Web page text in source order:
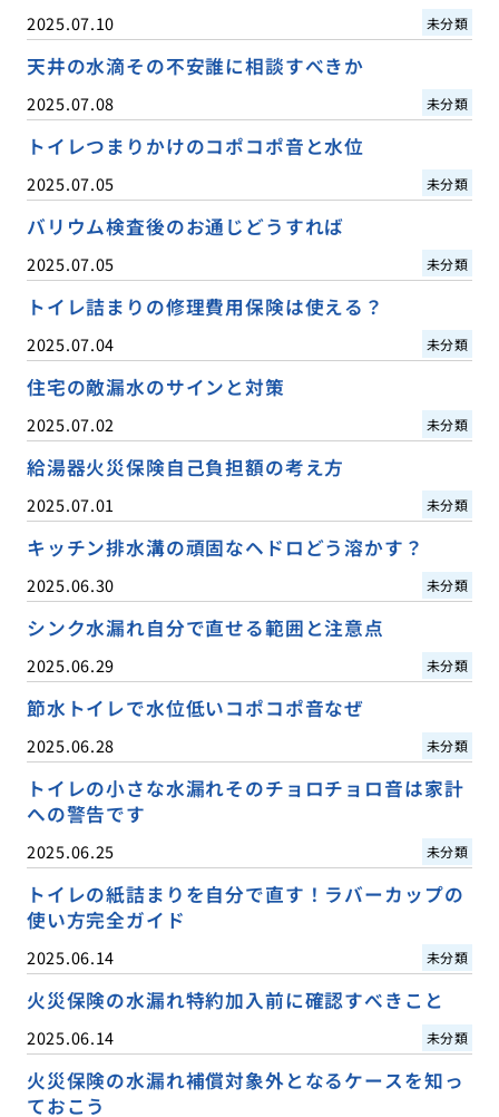
2025.07.10 未分類
天井の水滴その不安誰に相談すべきか
2025.07.08 未分類
トイレつまりかけのコポコポ音と水位
2025.07.05 未分類
バリウム検査後のお通じどうすれば
2025.07.05 未分類
トイレ詰まりの修理費用保険は使える？
2025.07.04 未分類
住宅の敵漏水のサインと対策
2025.07.02 未分類
給湯器火災保険自己負担額の考え方
2025.07.01 未分類
キッチン排水溝の頑固なヘドロどう溶かす？
2025.06.30 未分類
シンク水漏れ自分で直せる範囲と注意点
2025.06.29 未分類
節水トイレで水位低いコポコポ音なぜ
2025.06.28 未分類
トイレの小さな水漏れそのチョロチョロ音は家計
への警告です
2025.06.25 未分類
トイレの紙詰まりを自分で直す！ラバーカップの
使い方完全ガイド
2025.06.14 未分類
火災保険の水漏れ特約加入前に確認すべきこと
2025.06.14 未分類
火災保険の水漏れ補償対象外となるケースを知っ
ておこう